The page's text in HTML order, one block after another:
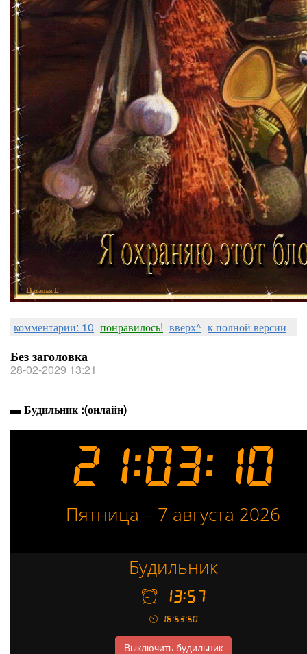
комментарии: 10 понравилось! вверх^ к полной версии
Без заголовка
28-02-2029 13:21
▬ Будильник :(онлайн)